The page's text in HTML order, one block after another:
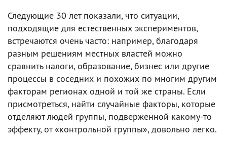
Следующие 30 лет показали, что ситуации,
подходящие для естественных экспериментов,
встречаются очень часто: например, благодаря
разным решениям местных властей можно
сравнить налоги, образование, бизнес или другие
процессы в соседних и похожих по многим другим
факторам регионах одной и той же страны. Если
присмотреться, найти случайные факторы, которые
отделяют людей группы, подверженной какому-то
эффекту, от «контрольной группы», довольно легко.